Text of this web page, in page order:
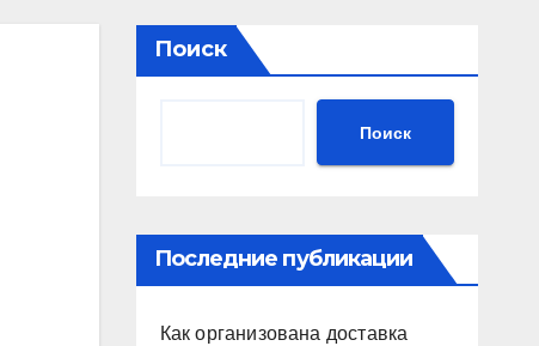
Поиск
Поиск
Последние публикации
Как организована доставка